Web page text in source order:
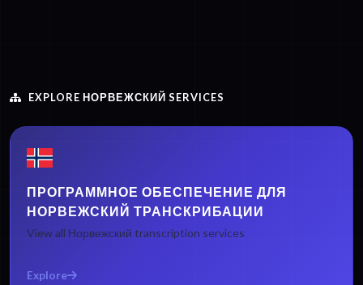
EXPLORE НОРВЕЖСКИЙ SERVICES
ПРОГРАММНОЕ ОБЕСПЕЧЕНИЕ ДЛЯ
НОРВЕЖСКИЙ ТРАНСКРИБАЦИИ
View all Норвежский transcription services
Explore